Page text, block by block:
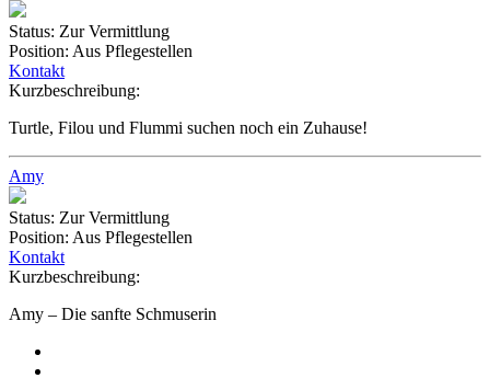
Status: Zur Vermittlung
Position: Aus Pflegestellen
Kontakt
Kurzbeschreibung:
Turtle, Filou und Flummi suchen noch ein Zuhause!
Amy
Status: Zur Vermittlung
Position: Aus Pflegestellen
Kontakt
Kurzbeschreibung:
Amy – Die sanfte Schmuserin